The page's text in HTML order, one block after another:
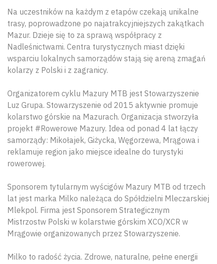
Na uczestników na każdym z etapów czekają unikalne
trasy, poprowadzone po najatrakcyjniejszych zakątkach
Mazur. Dzieje się to za sprawą współpracy z
Nadleśnictwami. Centra turystycznych miast dzięki
wsparciu lokalnych samorządów stają się areną zmagań
kolarzy z Polski i z zagranicy.
Organizatorem cyklu Mazury MTB jest Stowarzyszenie
Luz Grupa. Stowarzyszenie od 2015 aktywnie promuje
kolarstwo górskie na Mazurach. Organizacja stworzyła
projekt #Rowerowe Mazury. Idea od ponad 4 lat łączy
samorządy: Mikołajek, Giżycka, Węgorzewa, Mrągowa i
reklamuje region jako miejsce idealne do turystyki
rowerowej.
Sponsorem tytularnym wyścigów Mazury MTB od trzech
lat jest marka Milko należąca do Spółdzielni Mleczarskiej
Mlekpol. Firma jest Sponsorem Strategicznym
Mistrzostw Polski w kolarstwie górskim XCO/XCR w
Mrągowie organizowanych przez Stowarzyszenie.
Milko to radość życia. Zdrowe, naturalne, pełne energii